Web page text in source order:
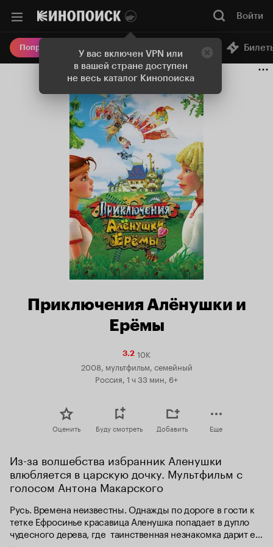
У вас включен VPN или
в вашей стране доступен
не весь каталог Кинопоиска
Войти
Попробовать Плюс Онлайн-кинотеатр
Приключения Алёнушки и
Ерёмы
3.2Рейтинг
Кинопоиска
3.2
10K
2008, мультфильм, семейный
Россия, 1 ч 33 мин, 6+
Оценить Буду смотреть Добавить Еще
Из-за волшебства избранник Аленушки
влюбляется в царскую дочку. Мультфильм с
голосом Антона Макарского
Русь. Времена неизвестны. Однажды по дороге в гости к
тетке Ефросинье красавица Аленушка попадает в дупло
чудесного дерева, где  таинственная незнакомка дарит ей